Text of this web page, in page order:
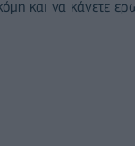
και να κάνετε